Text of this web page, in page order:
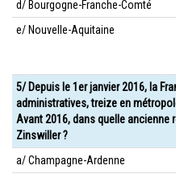
d/ Bourgogne-Franche-Comté
e/ Nouvelle-Aquitaine
5/ Depuis le 1er janvier 2016, la
administratives, treize en
Avant 2016, dans quelle ancienne
Zinswiller ?
a/ Champagne-Ardenne